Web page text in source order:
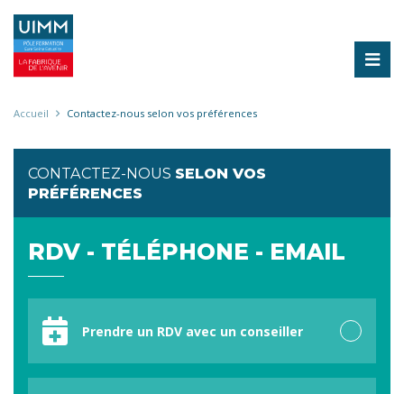
contenu
principal
Fil
Accueil Contactez-nous selon vos préférences
CONTACTEZ-NOUS SELON VOS
PRÉFÉRENCES
RDV - TÉLÉPHONE - EMAIL
préférencePrendre un RDV avec un conseiller